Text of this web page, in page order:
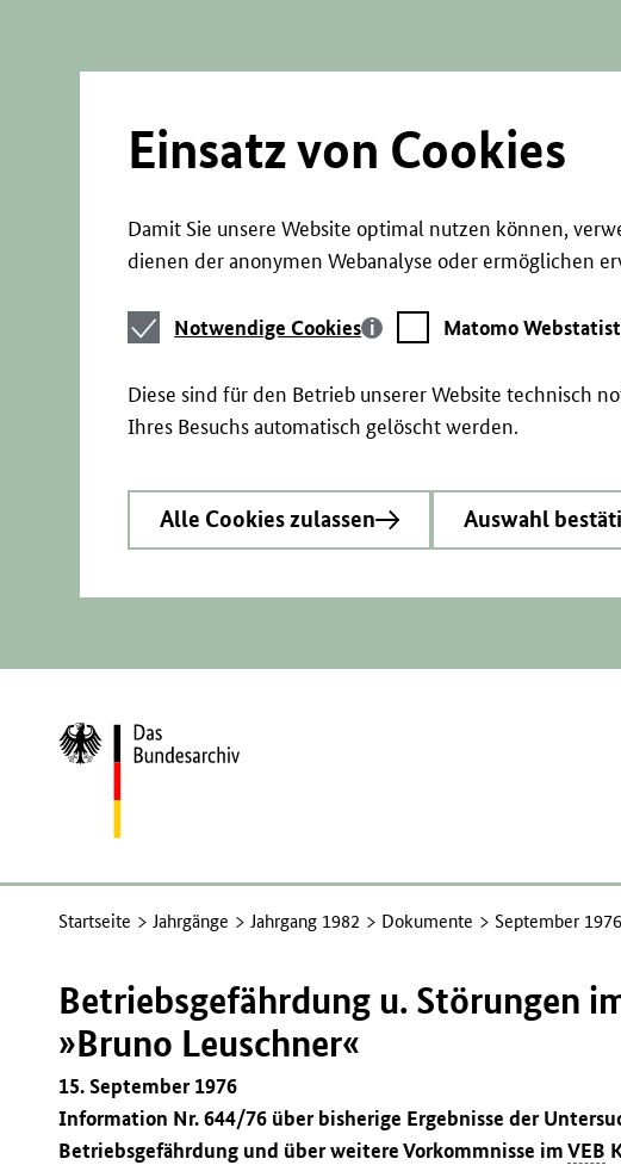
Einsatz von Cookies
Damit Sie unsere Website optimal nutzen können,
dienen der anonymen Webanalyse oder ermöglichen
Notwendige
Cookies
Notwendige Cookies
Matomo
Webstatistik
Matomo
Diese sind für den Betrieb unserer Website technisch
Ihres Besuchs automatisch gelöscht werden.
Alle Cookies zulassen Auswahl
Zur
Startseite
Startseite Jahrgänge Jahrgang 1982 Dokumente September 1976
Betriebsgefährdung u. Störungen
»Bruno Leuschner«
15. September 1976
Information Nr. 644/76 über bisherige Ergebnisse der
Betriebsgefährdung und über weitere Vorkommnisse imVEB